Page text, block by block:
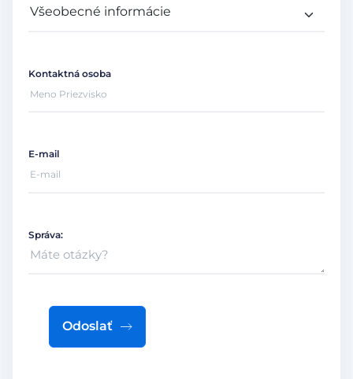
Kontaktná osoba
E-mail
Správa:
Odoslať